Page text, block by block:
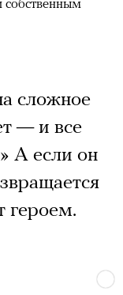
собственным
сложное
— и все
А если он
героем.